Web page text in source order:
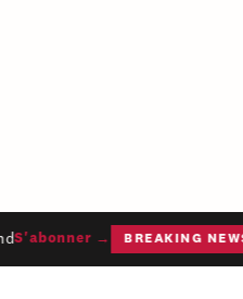
S'abonner → BREAKING NEWS